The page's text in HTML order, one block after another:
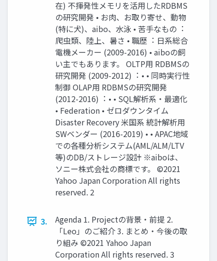
在) 不揮発性メモリを活⽤したRDBMS
の研究開発 • お⾁、お取り寄せ、動物
(特に⽝)、aibo、⽔泳 • 苦⼿なもの︓
爬⾍類、陸上、暑さ • 職歴︓ ⽇系総合
電機メーカー (2009-2016) • aiboの飼
い主でもあります。 OLTP⽤ RDBMSの
研究開発 (2009-2012)︓ • • 同時実⾏性
制御 OLAP⽤ RDBMSの研究開発
(2012-2016)︓ • • SQL解析系・最適化
• Federation • ゼロダウンタイム
Disaster Recovery ⽶国系 統計解析⽤
SWベンダー (2016-2019) • • APAC地域
での各種分析システム(AML/ALM/LTV
等)のDB/ストレージ設計 ※aiboは、
ソニー株式会社の商標です。 ©2021
Yahoo Japan Corporation All rights
reserved. 2
3.
Agenda 1. Projectの背景・前提 2.
「Leo」のご紹介 3. まとめ・今後の取
り組み ©2021 Yahoo Japan
Corporation All rights reserved. 3